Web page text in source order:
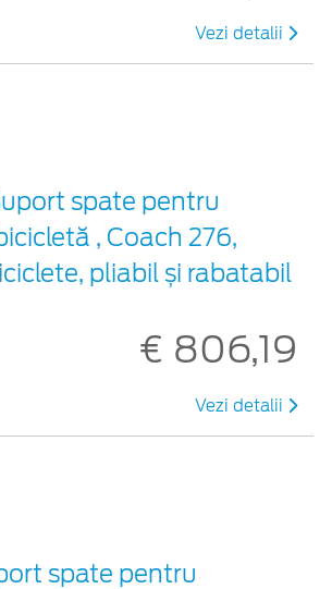
Vezi detalii
spate pentru
, Coach 276,
pliabil și rabatabil
€ 806,19
Vezi detalii
spate pentru